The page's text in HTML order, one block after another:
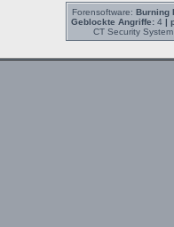
Forensoftware: Burning
Geblockte Angriffe:4 |
CT Security